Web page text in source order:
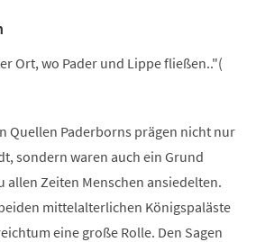
Ort, wo Pader und Lippe fließen.."(
Quellen Paderborns prägen nicht nur
sondern waren auch ein Grund
allen Zeiten Menschen ansiedelten.
mittelalterlichen Königspaläste
eine große Rolle. Den Sagen